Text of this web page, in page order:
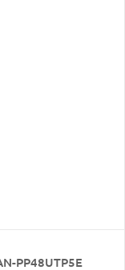
PP48UTP5E